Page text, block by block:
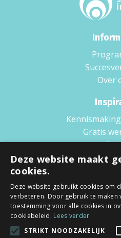
Over
Gratis
Wat is
Algemene
Deze website maakt
cookies.
Deze website gebruikt cookies om
verbeteren. Door gebruik te maken
toestemming voor alle cookies in
cookiebeleid. Lees verder
STRIKT NOODZAKELIJK